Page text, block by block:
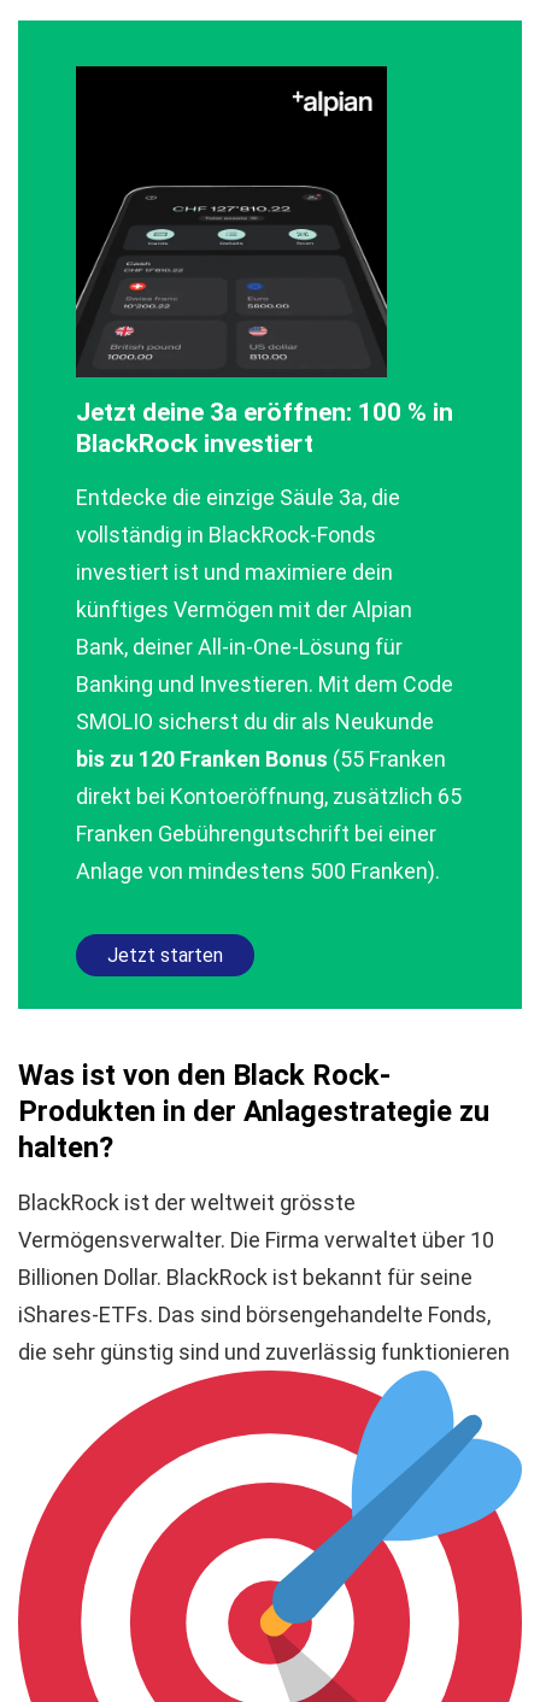
Jetzt deine 3a eröffnen: 100 % in
BlackRock investiert
Entdecke die einzige Säule 3a, die
vollständig in BlackRock‑Fonds
investiert ist und maximiere dein
künftiges Vermögen mit der Alpian
Bank, deiner All‑in‑One‑Lösung für
Banking und Investieren. Mit dem Code
SMOLIO sicherst du dir als Neukunde
bis zu 120 Franken Bonus (55 Franken
direkt bei Kontoeröffnung, zusätzlich 65
Franken Gebührengutschrift bei einer
Anlage von mindestens 500 Franken).
Jetzt starten
Was ist von den Black Rock-
Produkten in der Anlagestrategie zu
halten?
BlackRock ist der weltweit grösste
Vermögensverwalter. Die Firma verwaltet über 10
Billionen Dollar. BlackRock ist bekannt für seine
iShares-ETFs. Das sind börsengehandelte Fonds,
die sehr günstig sind und zuverlässig funktionieren